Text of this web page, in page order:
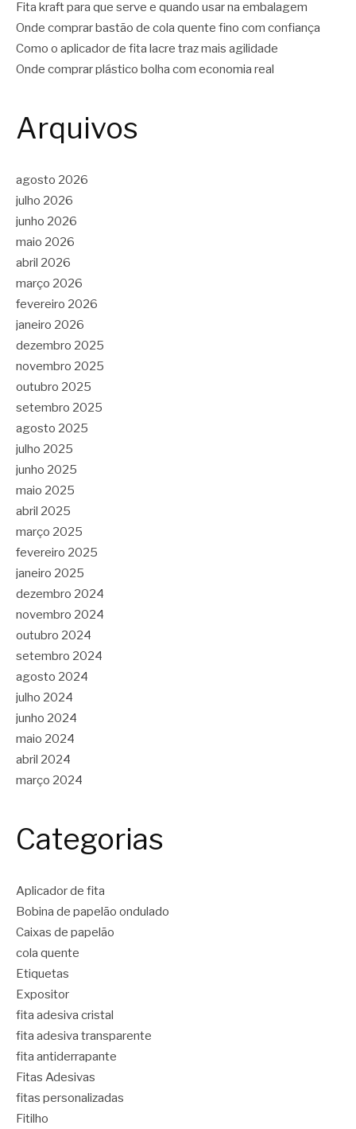
Fita kraft para que serve e quando usar na embalagem
Onde comprar bastão de cola quente fino com confiança
Como o aplicador de fita lacre traz mais agilidade
Onde comprar plástico bolha com economia real
Arquivos
agosto 2026
julho 2026
junho 2026
maio 2026
abril 2026
março 2026
fevereiro 2026
janeiro 2026
dezembro 2025
novembro 2025
outubro 2025
setembro 2025
agosto 2025
julho 2025
junho 2025
maio 2025
abril 2025
março 2025
fevereiro 2025
janeiro 2025
dezembro 2024
novembro 2024
outubro 2024
setembro 2024
agosto 2024
julho 2024
junho 2024
maio 2024
abril 2024
março 2024
Categorias
Aplicador de fita
Bobina de papelão ondulado
Caixas de papelão
cola quente
Etiquetas
Expositor
fita adesiva cristal
fita adesiva transparente
fita antiderrapante
Fitas Adesivas
fitas personalizadas
Fitilho